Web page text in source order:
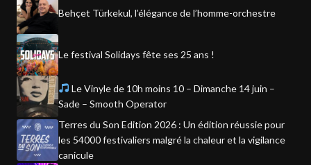
Behçet Türkekul, l’élégance de l’homme-orchestre
Le festival Solidays fête ses 25 ans !
Le Vinyle de 10h moins 10 – Dimanche 14 juin –
Sade – Smooth Operator
Terres du Son Edition 2026 : Un édition réussie pour
les 54000 festivaliers malgré la chaleur et la vigilance
canicule